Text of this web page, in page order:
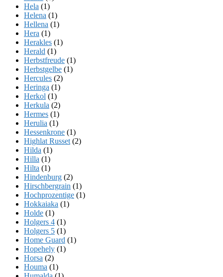
Hela (1)
Helena (1)
Hellena (1)
Hera (1)
Herakles (1)
Herald (1)
Herbstfreude (1)
Herbstgelbe (1)
Hercules (2)
Heringa (1)
Herkol (1)
Herkula (2)
Hermes (1)
Herulia (1)
Hessenkrone (1)
Highlat Russet (2)
Hilda (1)
Hilla (1)
Hilta (1)
Hindenburg (2)
Hirschbergrain (1)
Hochprozentige (1)
Hokkaiaka (1)
Holde (1)
Holgers 4 (1)
Holgers 5 (1)
Home Guard (1)
Hopehely (1)
Horsa (2)
Houma (1)